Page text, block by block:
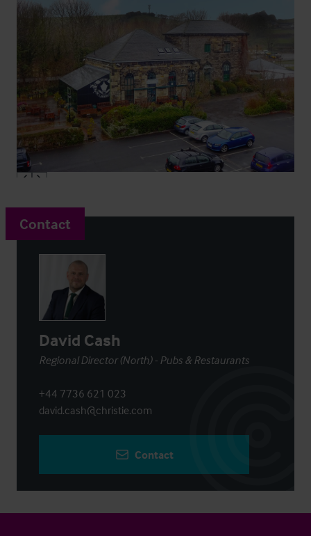
Contact
David Cash
Regional Director (North) - Pubs & Restaurants
+44 7736 621 023
david.cash@christie.com
Contact